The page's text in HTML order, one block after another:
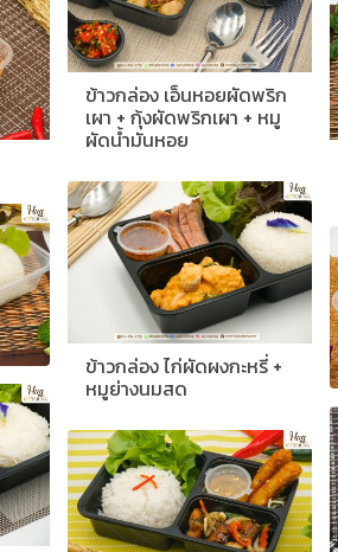
ข้าวกล่อง เอ็นหอยผัดพริก
เผา + กุ้งผัดพริกเผา + หมู
ผัดน้ำมันหอย
ข้าวกล่อง ไก่ผัดผงกะหรี่ +
หมูย่างนมสด